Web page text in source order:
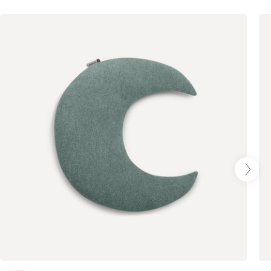
Айвори (Ivory)
Горчичный
Дымчатый
(Smoke)
Коралловый
Минт (Mint)
Песочный
(Sand)